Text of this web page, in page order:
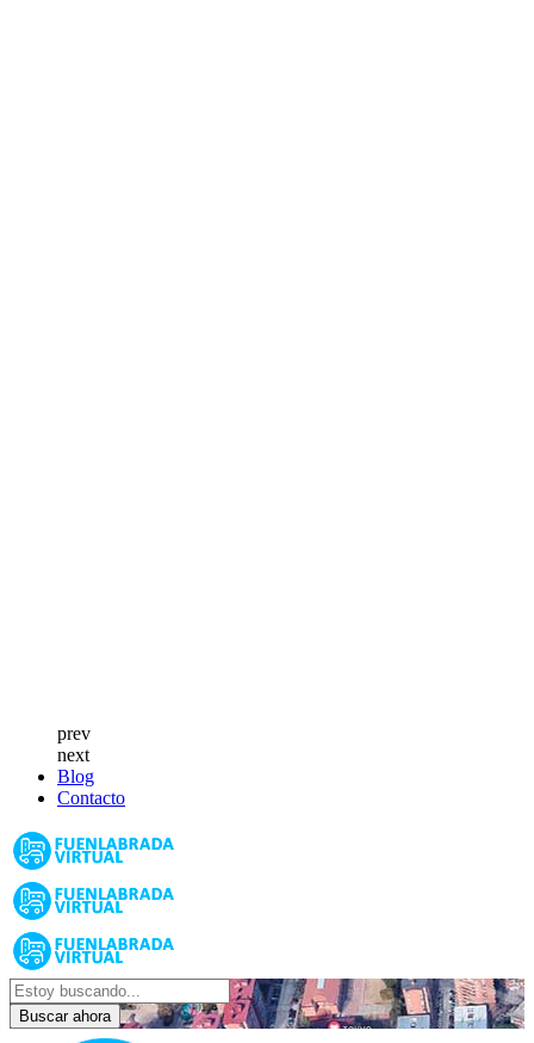
prev
next
Blog
Contacto
Buscar ahora